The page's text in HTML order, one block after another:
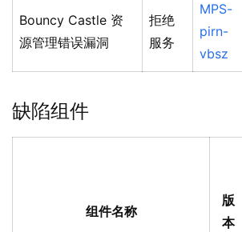
Bouncy Castle 资
源管理错误漏洞
拒绝
服务
MPS-
pirn-
vbsz
缺陷组件
组件名称
版
本